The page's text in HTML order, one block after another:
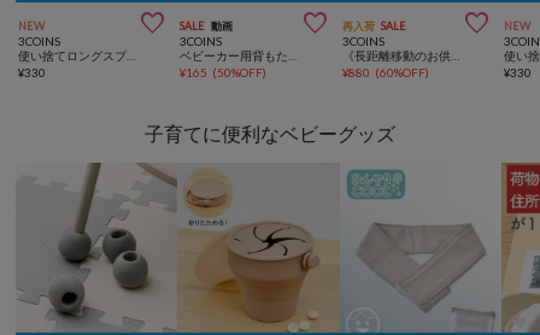
NEW 
3COINS
¥330
SALE 動画 
3COINS
¥165 (50%OFF)
再入荷 SALE 
3COINS
《長距離移動のお供に》ポータブルトイレ／KIDS
¥880 (60%OFF)
NEW
¥330
子育てに便利なベビーグッズ